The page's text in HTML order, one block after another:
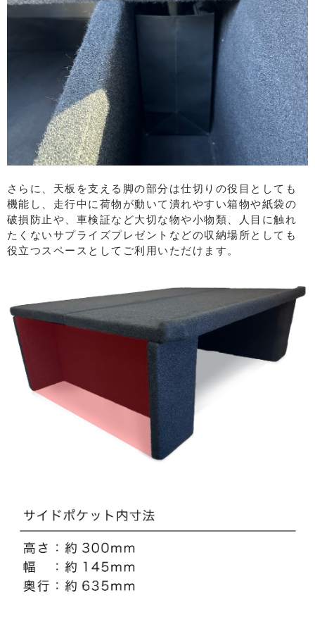
さらに、天板を支える脚の部分は仕切りの役目としても
機能し、走行中に荷物が動いて潰れやすい箱物や紙袋の
破損防止や、車検証など大切な物や小物類、人目に触れ
たくないサプライズプレゼントなどの収納場所としても
役立つスペースとしてご利用いただけます。